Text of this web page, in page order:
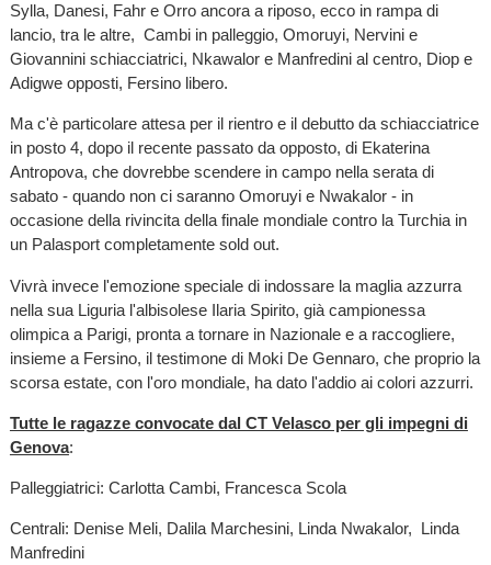
Sylla, Danesi, Fahr e Orro ancora a riposo, ecco in rampa di
lancio, tra le altre, Cambi in palleggio, Omoruyi, Nervini e
Giovannini schiacciatrici, Nkawalor e Manfredini al centro, Diop e
Adigwe opposti, Fersino libero.
Ma c'è particolare attesa per il rientro e il debutto da schiacciatrice
in posto 4, dopo il recente passato da opposto, di Ekaterina
Antropova, che dovrebbe scendere in campo nella serata di
sabato - quando non ci saranno Omoruyi e Nwakalor - in
occasione della rivincita della finale mondiale contro la Turchia in
un Palasport completamente sold out.
Vivrà invece l'emozione speciale di indossare la maglia azzurra
nella sua Liguria l'albisolese Ilaria Spirito, già campionessa
olimpica a Parigi, pronta a tornare in Nazionale e a raccogliere,
insieme a Fersino, il testimone di Moki De Gennaro, che proprio la
scorsa estate, con l'oro mondiale, ha dato l'addio ai colori azzurri.
Tutte le ragazze convocate dal CT Velasco per gli impegni di
Genova:
Palleggiatrici: Carlotta Cambi, Francesca Scola
Centrali: Denise Meli, Dalila Marchesini, Linda Nwakalor, Linda
Manfredini